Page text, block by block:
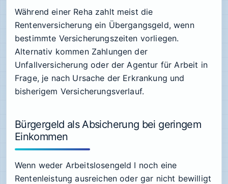
Während einer Reha zahlt meist die
Rentenversicherung ein Übergangsgeld, wenn
bestimmte Versicherungszeiten vorliegen.
Alternativ kommen Zahlungen der
Unfallversicherung oder der Agentur für Arbeit in
Frage, je nach Ursache der Erkrankung und
bisherigem Versicherungsverlauf.
Bürgergeld als Absicherung bei geringem
Einkommen
Wenn weder Arbeitslosengeld I noch eine
Rentenleistung ausreichen oder gar nicht bewilligt